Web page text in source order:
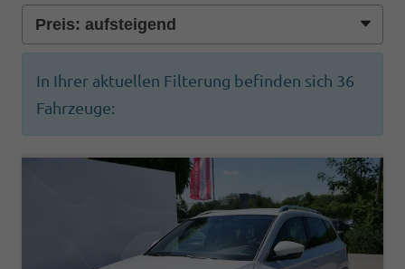
In Ihrer aktuellen Filterung befinden sich 36
Fahrzeuge: